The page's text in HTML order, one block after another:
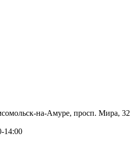
на-Амуре, просп. Мира, 32
14:00